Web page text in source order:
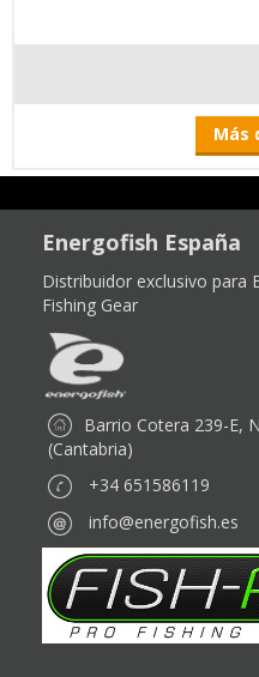
Más
Energofish España
Distribuidor exclusivo para
Fishing Gear
Barrio Cotera 239-E,
(Cantabria)
+34 651586119
info@energofish.es